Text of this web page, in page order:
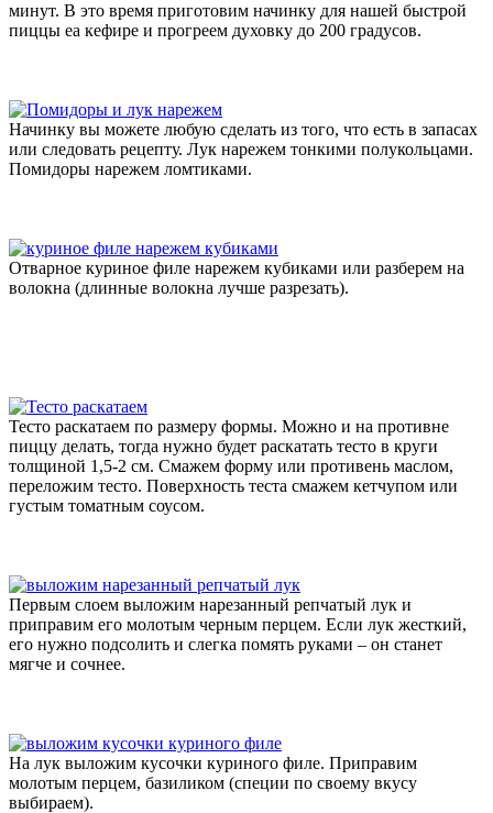
минут. В это время приготовим начинку для нашей быстрой
пиццы еа кефире и прогреем духовку до 200 градусов.
Начинку вы можете любую сделать из того, что есть в запасах
или следовать рецепту. Лук нарежем тонкими полукольцами.
Помидоры нарежем ломтиками.
Отварное куриное филе нарежем кубиками или разберем на
волокна (длинные волокна лучше разрезать).
Тесто раскатаем по размеру формы. Можно и на противне
пиццу делать, тогда нужно будет раскатать тесто в круги
толщиной 1,5-2 см. Смажем форму или противень маслом,
переложим тесто. Поверхность теста смажем кетчупом или
густым томатным соусом.
Первым слоем выложим нарезанный репчатый лук и
приправим его молотым черным перцем. Если лук жесткий,
его нужно подсолить и слегка помять руками – он станет
мягче и сочнее.
На лук выложим кусочки куриного филе. Приправим
молотым перцем, базиликом (специи по своему вкусу
выбираем).